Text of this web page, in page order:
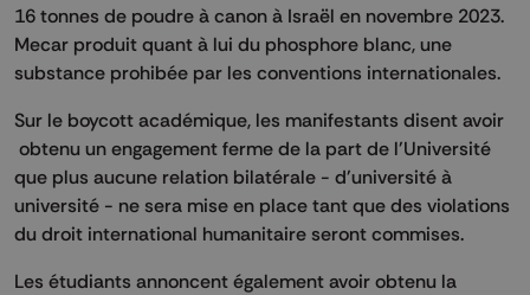
16 tonnes de poudre à canon à Israël en novembre 2023.
Mecar produit quant à lui du phosphore blanc, une
substance prohibée par les conventions internationales.
Sur le boycott académique, les manifestants disent avoir
obtenu un engagement ferme de la part de l'Université
que plus aucune relation bilatérale - d'université à
université - ne sera mise en place tant que des violations
du droit international humanitaire seront commises.
Les étudiants annoncent également avoir obtenu la